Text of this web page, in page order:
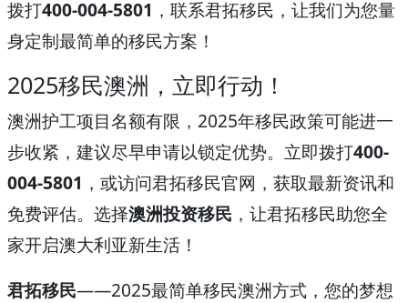
拨打400-004-5801 ，联系君拓移民，让我们为您量
身定制最简单的移民方案！
2025移民澳洲，立即行动！
澳洲护工项目名额有限，2025年移民政策可能进一
步收紧，建议尽早申请以锁定优势。立即拨打400-
004-5801 ，或访问君拓移民官网，获取最新资讯和
免费评估。选择澳洲投资移民 ，让君拓移民助您全
家开启澳大利亚新生活！
君拓移民——2025最简单移民澳洲方式，您的梦想